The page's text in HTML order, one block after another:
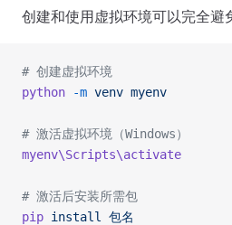
创建和使用虚拟环境可以完全避
# 创建虚拟环境
python -m venv myenv
# 激活虚拟环境（Windows）
myenv\Scripts\activate
# 激活后安装所需包
pip install 包名